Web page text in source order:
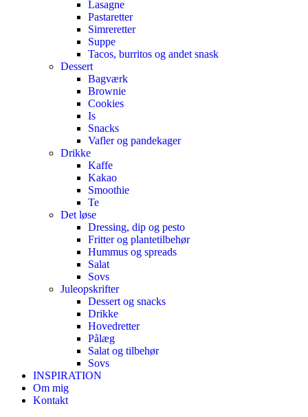
Lasagne
Pastaretter
Simreretter
Suppe
Tacos, burritos og andet snask
Dessert
Bagværk
Brownie
Cookies
Is
Snacks
Vafler og pandekager
Drikke
Kaffe
Kakao
Smoothie
Te
Det løse
Dressing, dip og pesto
Fritter og plantetilbehør
Hummus og spreads
Salat
Sovs
Juleopskrifter
Dessert og snacks
Drikke
Hovedretter
Pålæg
Salat og tilbehør
Sovs
INSPIRATION
Om mig
Kontakt